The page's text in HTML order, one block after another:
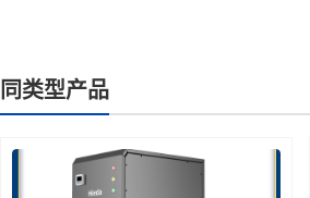
同类型产品